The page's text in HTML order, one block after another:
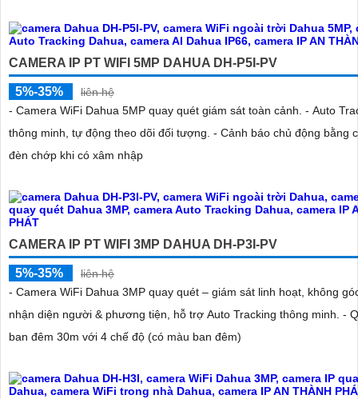
CAMERA IP PT WIFI 5MP DAHUA DH-P5I-PV
5%-35%
liên hệ
- Camera WiFi Dahua 5MP quay quét giám sát toàn cảnh. - Auto
thông minh, tự động theo dõi đối tượng. - Cảnh báo chủ động bằng
đèn chớp khi có xâm nhập
CAMERA IP PT WIFI 3MP DAHUA DH-P3I-PV
5%-35%
liên hệ
- Camera WiFi Dahua 3MP quay quét – giám sát linh hoạt, không
nhận diện người & phương tiện, hỗ trợ Auto Tracking thông minh. -
ban đêm 30m với 4 chế độ (có màu ban đêm)